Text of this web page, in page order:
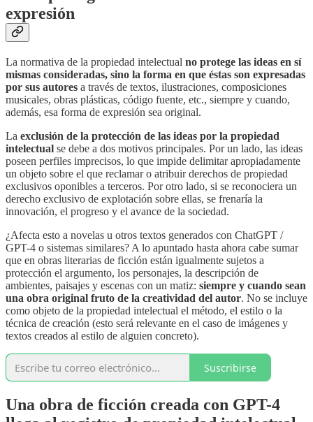
expresión
La normativa de la propiedad intelectual no protege las ideas en sí
mismas consideradas, sino la forma en que éstas son expresadas
por sus autores a través de textos, ilustraciones, composiciones
musicales, obras plásticas, código fuente, etc., siempre y cuando,
además, esa forma de expresión sea original.
La exclusión de la protección de las ideas por la propiedad
intelectual se debe a dos motivos principales. Por un lado, las ideas
poseen perfiles imprecisos, lo que impide delimitar apropiadamente
un objeto sobre el que reclamar o atribuir derechos de propiedad
exclusivos oponibles a terceros. Por otro lado, si se reconociera un
derecho exclusivo de explotación sobre ellas, se frenaría la
innovación, el progreso y el avance de la sociedad.
¿Afecta esto a novelas u otros textos generados con ChatGPT /
GPT-4 o sistemas similares? A lo apuntado hasta ahora cabe sumar
que en obras literarias de ficción están igualmente sujetos a
protección el argumento, los personajes, la descripción de
ambientes, paisajes y escenas con un matiz: siempre y cuando sean
una obra original fruto de la creatividad del autor. No se incluye
como objeto de la propiedad intelectual el método, el estilo o la
técnica de creación (esto será relevante en el caso de imágenes y
textos creados al estilo de alguien concreto).
Suscribirse
Una obra de ficción creada con GPT-4